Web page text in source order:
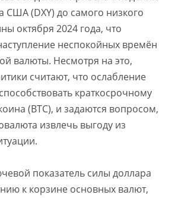
т
е
н
я
США (DXY) до самого низкого
октября 2024 года, что
неспокойных времён
валюты. Несмотря на это,
считают, что ослабление
краткосрочному
(BTC), и задаются вопросом,
извлечь выгоду из
показатель силы доллара
к корзине основных валют,